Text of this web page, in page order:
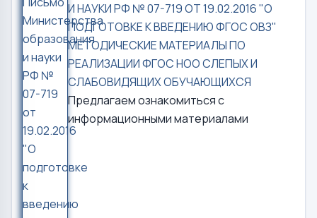
И НАУКИ РФ № 07-719 ОТ 19.02.2016 "О
ПОДГОТОВКЕ К ВВЕДЕНИЮ ФГОС ОВЗ"
МЕТОДИЧЕСКИЕ МАТЕРИАЛЫ ПО
РЕАЛИЗАЦИИ ФГОС НОО СЛЕПЫХ И
СЛАБОВИДЯЩИХ ОБУЧАЮЩИХСЯ
Предлагаем ознакомиться с
информационными материалами